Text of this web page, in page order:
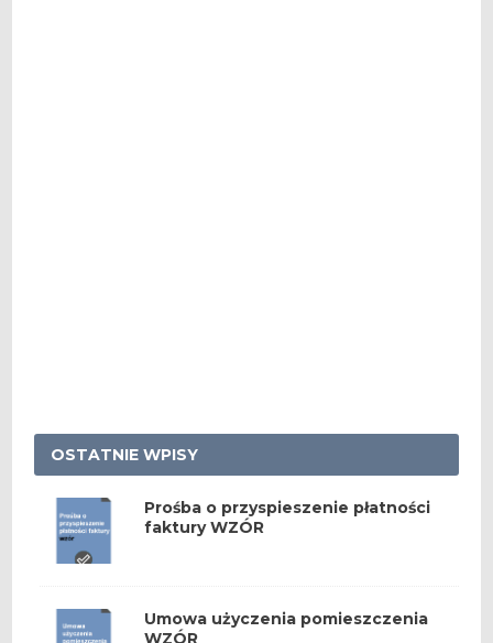
OSTATNIE WPISY
Prośba o przyspieszenie płatności
faktury WZÓR
Umowa użyczenia pomieszczenia
WZÓR